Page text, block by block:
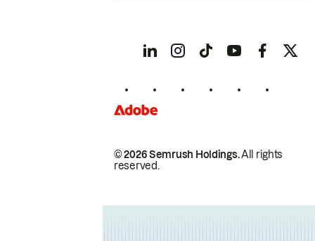
© 2026 Semrush Holdings.All rights
reserved.